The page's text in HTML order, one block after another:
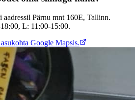
aadressil Pärnu mnt 160E, Tallinn.
L: 11:00-15:00.
Google Mapsis.